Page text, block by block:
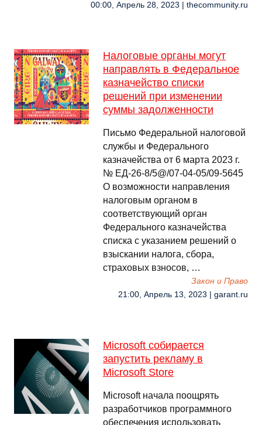
00:00, Апрель 28, 2023 | thecommunity.ru
Налоговые органы могут
направлять в Федеральное
казначейство списки
решений при изменении
суммы задолженности
Письмо Федеральной налоговой
службы и Федерального
казначейства от 6 марта 2023 г.
№ ЕД-26-8/5@/07-04-05/09-5645
О возможности направления
налоговым органом в
соответствующий орган
Федерального казначейства
списка с указанием решений о
взыскании налога, сбора,
страховых взносов, …
Закон и Право
21:00, Апрель 13, 2023 | garant.ru
Microsoft собирается
запустить рекламу в
Microsoft Store
Microsoft начала поощрять
разработчиков программного
обеспечения использовать